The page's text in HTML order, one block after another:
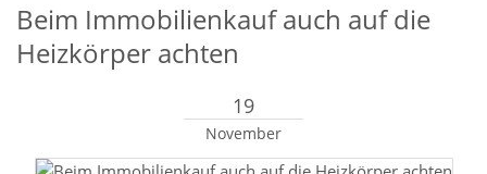
Beim Immobilienkauf auch auf die
Heizkörper achten
19
November